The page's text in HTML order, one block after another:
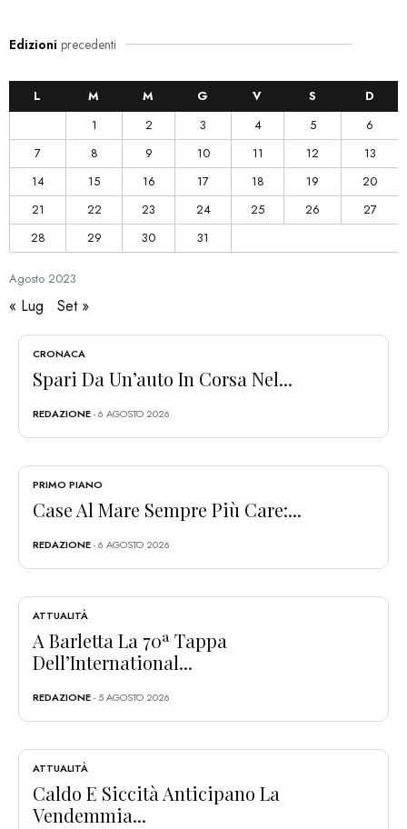
Edizioni precedenti
Agosto 2023
L M M G V S
D
1
2 3 4 5
6
7
8 9 10 11 12
13
14
15 16 17 18 19
20
21
22 23 24 25 26
27
28
29 30 31
« Lug Set »
CRONACA
Spari Da Un’auto In Corsa Nel...
REDAZIONE- 6 AGOSTO 2026
PRIMO PIANO
Case Al Mare Sempre Più Care:...
REDAZIONE- 6 AGOSTO 2026
ATTUALITÀ
A Barletta La 70ª Tappa
Dell’International...
REDAZIONE- 5 AGOSTO 2026
ATTUALITÀ
Caldo E Siccità Anticipano La
Vendemmia...